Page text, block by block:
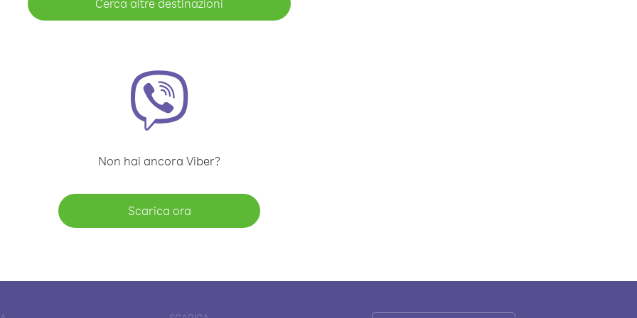
Cerca altre destinazioni
Non hai ancora Viber?
Scarica ora